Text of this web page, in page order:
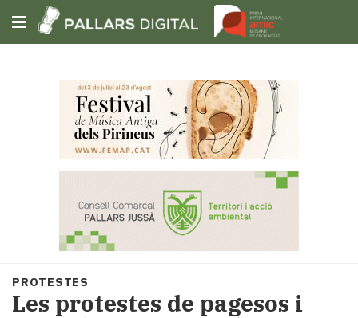
Subscriu-t'hi
Portada
Societat
Política
PROTESTES
Les protestes de pagesos i